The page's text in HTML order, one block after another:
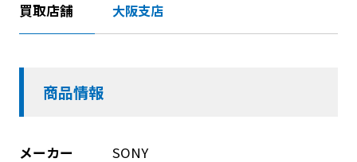
買取店舗 大阪支店
商品情報
メーカー SONY